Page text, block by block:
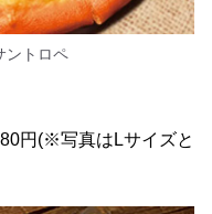
ントロペ
円(※写真はLサイズと